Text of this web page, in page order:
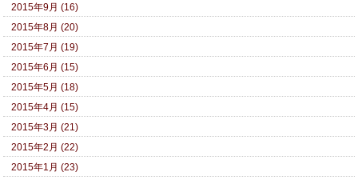
2015年9月 (16)
2015年8月 (20)
2015年7月 (19)
2015年6月 (15)
2015年5月 (18)
2015年4月 (15)
2015年3月 (21)
2015年2月 (22)
2015年1月 (23)